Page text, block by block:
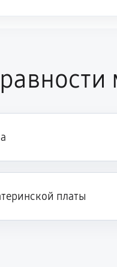
платы